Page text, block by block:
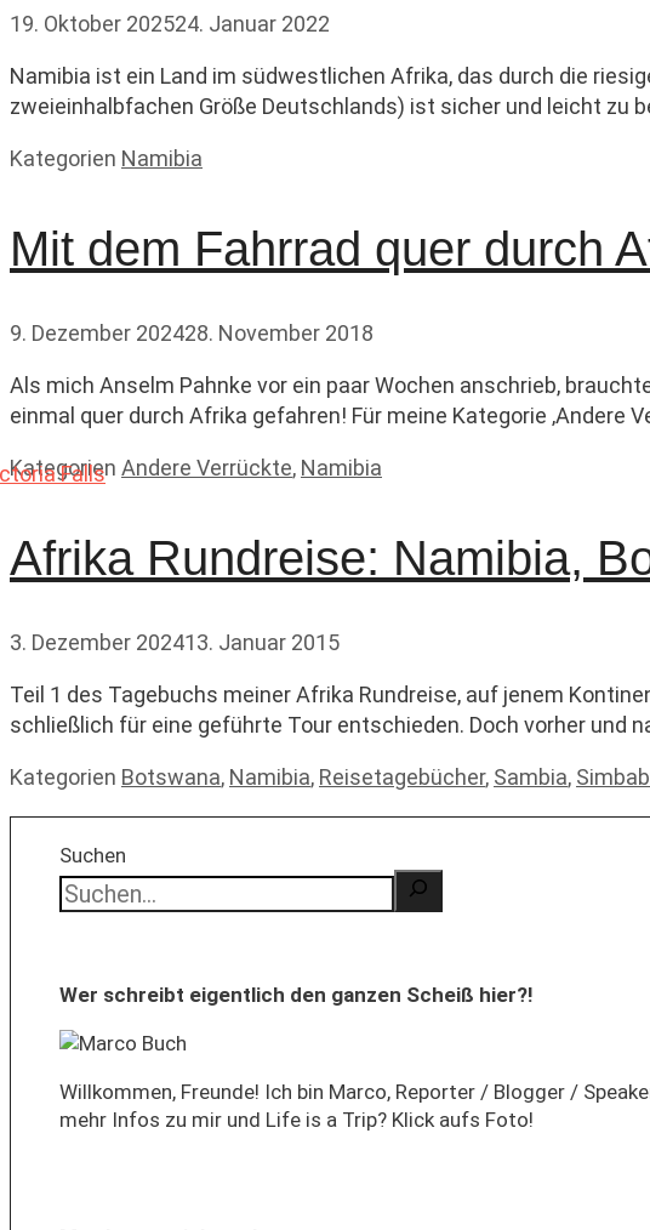
19. Oktober 202524. Januar 2022
Namibia ist ein Land im südwestlichen Afrika, das durch die
zweieinhalbfachen Größe Deutschlands) ist sicher und leicht zu
Kategorien Namibia
Mit dem Fahrrad quer durch
9. Dezember 202428. November 2018
Als mich Anselm Pahnke vor ein paar Wochen anschrieb,
einmal quer durch Afrika gefahren! Für meine Kategorie ‚Andere
Kategorien Andere Verrückte, Namibia
Afrika Rundreise: Namibia,
3. Dezember 202413. Januar 2015
Teil 1 des Tagebuchs meiner Afrika Rundreise, auf jenem
schließlich für eine geführte Tour entschieden. Doch vorher und
Kategorien Botswana, Namibia, Reisetagebücher, Sambia,
Suchen
Wer schreibt eigentlich den ganzen Scheiß hier?!
Willkommen, Freunde! Ich bin Marco, Reporter / Blogger /
mehr Infos zu mir und Life is a Trip? Klick aufs Foto!